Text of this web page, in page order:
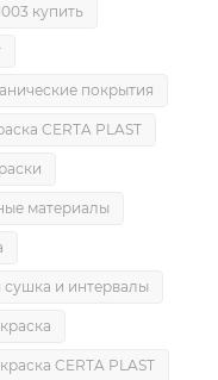
купить
покрытия
CERTA PLAST
материалы
и интервалы
CERTA PLAST